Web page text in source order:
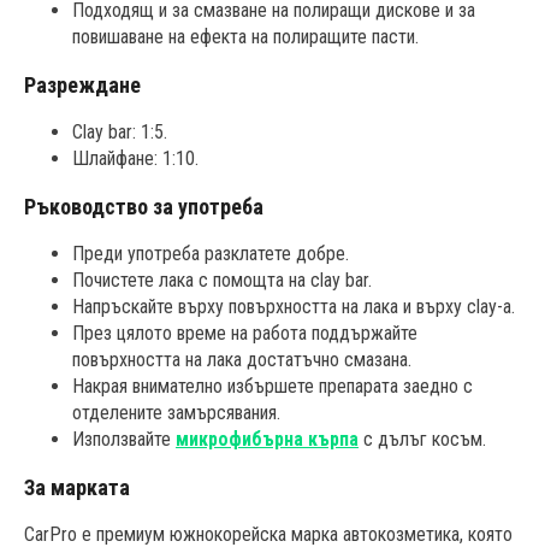
Подходящ и за смазване на полиращи дискове и за
повишаване на ефекта на полиращите пасти.
Разреждане
Clay bar: 1:5.
Шлайфане: 1:10.
Ръководство за употреба
Преди употреба разклатете добре.
Почистете лака с помощта на clay bar.
Напръскайте върху повърхността на лака и върху clay-а.
През цялото време на работа поддържайте
повърхността на лака достатъчно смазана.
Накрая внимателно избършете препарата заедно с
отделените замърсявания.
Използвайте микрофибърна кърпа с дълъг косъм.
За марката
CarPro е премиум южнокорейска марка автокозметика, която